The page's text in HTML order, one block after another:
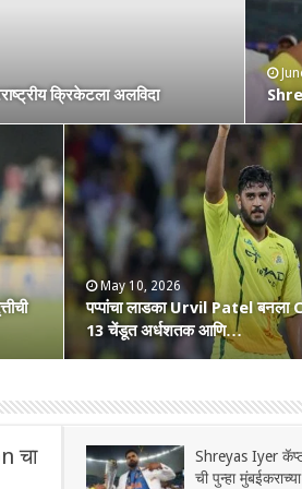
क्रिकेटला अलविदा
May 10, 2026
पप्पांचा लाडका Urvil Patel बनला
13 चेंडूत अर्धशतक आणि…
रणांगणात एन्ट्री! अफाट मेहनत
कोण
एक
April 25, 2026
सरपंच श्रेयसच्या Punjab Kings चा
दिल्लीविरूद्ध चेस केले 264
चा
Shreyas Iyer
ची पुन्हा